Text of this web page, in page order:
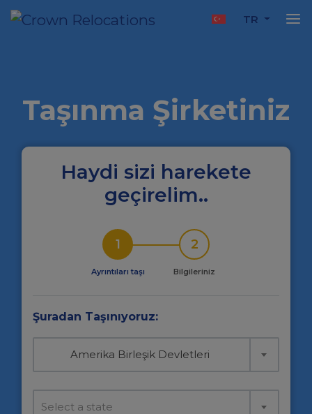
TR
Taşınma Şirketiniz
Haydi sizi harekete
geçirelim..
1
Ayrıntıları taşı
2
Bilgileriniz
Şuradan Taşınıyoruz:
Amerika Birleşik Devletleri
Select a state